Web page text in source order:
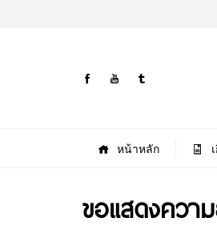
หน้าหลัก
ขอแสดงควา